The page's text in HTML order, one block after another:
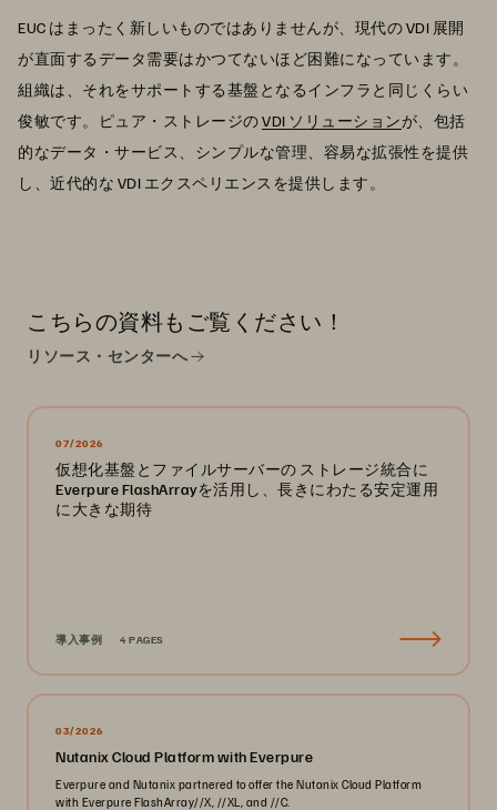
EUC はまったく新しいものではありませんが、現代の VDI 展開
が直面するデータ需要はかつてないほど困難になっています。
組織は、それをサポートする基盤となるインフラと同じくらい
俊敏です。ピュア・ストレージのVDI ソリューションが、包括
的なデータ・サービス、シンプルな管理、容易な拡張性を提供
し、近代的な VDI エクスペリエンスを提供します。
こちらの資料もご覧ください！
リソース・センターへ
07/2026
仮想化基盤とファイルサーバーの ストレージ統合に
Everpure FlashArrayを活用し、長きにわたる安定運用
に大きな期待
導入事例 4 PAGES
03/2026
Nutanix Cloud Platform with Everpure
Everpure and Nutanix partnered to offer the Nutanix Cloud Platform
with Everpure FlashArray//X, //XL, and //C.